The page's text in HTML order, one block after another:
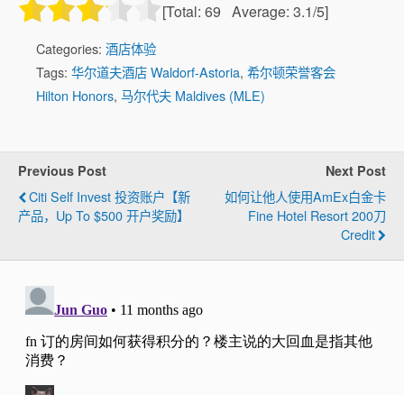
[Total: 69 Average: 3.1/5]
Categories: 酒店体验
Tags: 华尔道夫酒店 Waldorf-Astoria, 希尔顿荣誉客会
Hilton Honors, 马尔代夫 Maldives (MLE)
Previous Post
Citi Self Invest 投资账户【新
产品，up To $500 开户奖励】
Next Post
如何让他人使用AmEx白金卡
Fine Hotel Resort 200刀
Credit